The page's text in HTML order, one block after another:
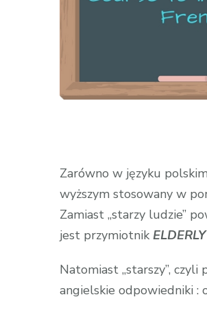
Zarówno w języku
wyższym stosowany w
Zamiast „starzy ludzie”
jest przymiotnik ELDERLY
Natomiast „starszy”,
angielskie odpowiedniki :